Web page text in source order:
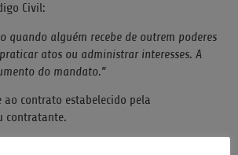
Civil:
quando alguém recebe de outrem poderes
atos ou administrar interesses. A
do mandato.”
ao contrato estabelecido pela
contratante.